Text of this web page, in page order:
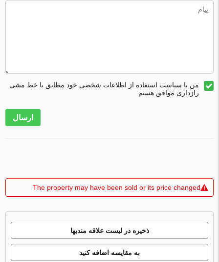
من با سیاست استفاده از اطلاعات شخصی خود مطابق با خط مشی
رازداری موافق هستم
ارسال
The property may have been sold or its price changed
ذخیره در لیست علاقه مندیها
به مقایسه اضافه کنید